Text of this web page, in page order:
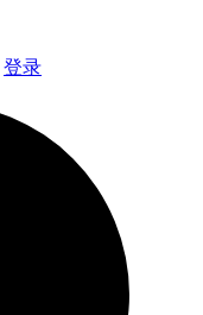
登录